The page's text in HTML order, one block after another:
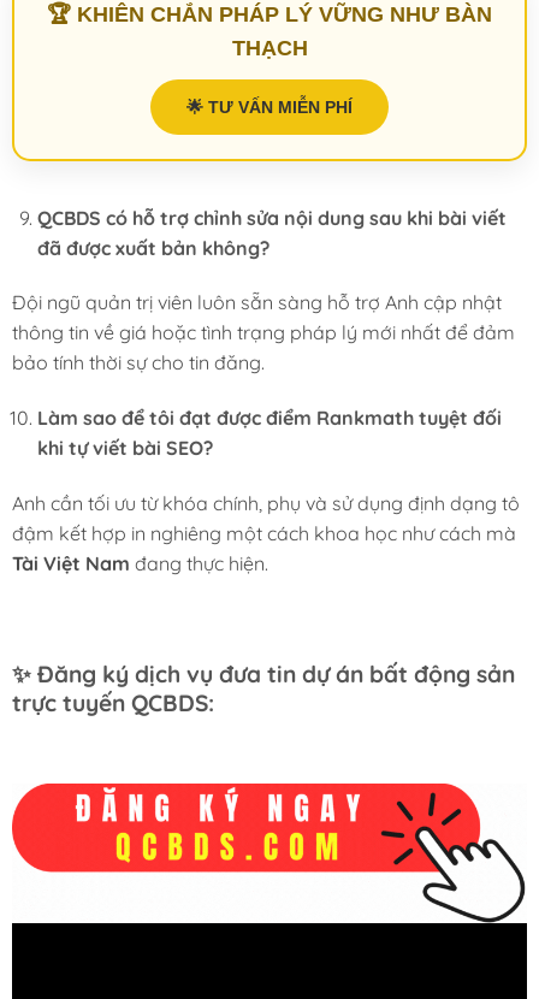
🏆 KHIÊN CHẮN PHÁP LÝ VỮNG NHƯ BÀN
THẠCH
🌟 TƯ VẤN MIỄN PHÍ
QCBDS có hỗ trợ chỉnh sửa nội dung sau khi bài viết
đã được xuất bản không?
Đội ngũ quản trị viên luôn sẵn sàng hỗ trợ Anh cập nhật
thông tin về giá hoặc tình trạng pháp lý mới nhất để đảm
bảo tính thời sự cho tin đăng.
Làm sao để tôi đạt được điểm Rankmath tuyệt đối
khi tự viết bài SEO?
Anh cần tối ưu từ khóa chính, phụ và sử dụng định dạng tô
đậm kết hợp in nghiêng một cách khoa học như cách mà
Tài Việt Nam đang thực hiện.
✨ Đăng ký dịch vụ đưa tin dự án bất động sản
trực tuyến QCBDS: